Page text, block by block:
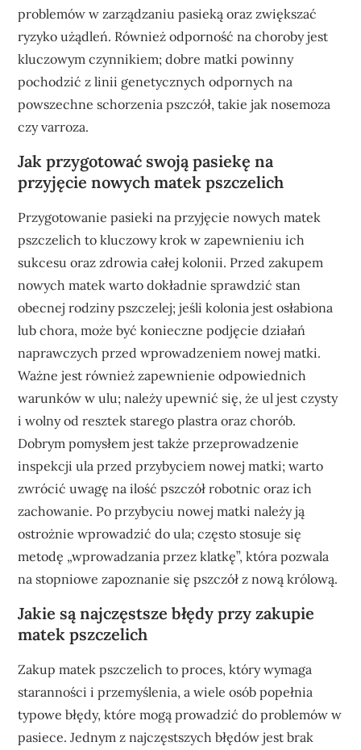
problemów w zarządzaniu pasieką oraz zwiększać
ryzyko użądleń. Również odporność na choroby jest
kluczowym czynnikiem; dobre matki powinny
pochodzić z linii genetycznych odpornych na
powszechne schorzenia pszczół, takie jak nosemoza
czy varroza.
Jak przygotować swoją pasiekę na
przyjęcie nowych matek pszczelich
Przygotowanie pasieki na przyjęcie nowych matek
pszczelich to kluczowy krok w zapewnieniu ich
sukcesu oraz zdrowia całej kolonii. Przed zakupem
nowych matek warto dokładnie sprawdzić stan
obecnej rodziny pszczelej; jeśli kolonia jest osłabiona
lub chora, może być konieczne podjęcie działań
naprawczych przed wprowadzeniem nowej matki.
Ważne jest również zapewnienie odpowiednich
warunków w ulu; należy upewnić się, że ul jest czysty
i wolny od resztek starego plastra oraz chorób.
Dobrym pomysłem jest także przeprowadzenie
inspekcji ula przed przybyciem nowej matki; warto
zwrócić uwagę na ilość pszczół robotnic oraz ich
zachowanie. Po przybyciu nowej matki należy ją
ostrożnie wprowadzić do ula; często stosuje się
metodę „wprowadzania przez klatkę”, która pozwala
na stopniowe zapoznanie się pszczół z nową królową.
Jakie są najczęstsze błędy przy zakupie
matek pszczelich
Zakup matek pszczelich to proces, który wymaga
staranności i przemyślenia, a wiele osób popełnia
typowe błędy, które mogą prowadzić do problemów w
pasiece. Jednym z najczęstszych błędów jest brak